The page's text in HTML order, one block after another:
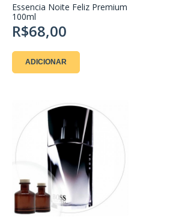
Essencia Noite Feliz Premium
100ml
R$68,00
ADICIONAR